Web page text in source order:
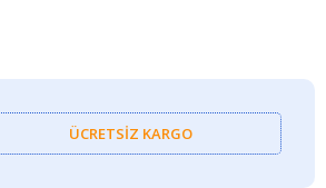
ÜCRETSİZ KARGO